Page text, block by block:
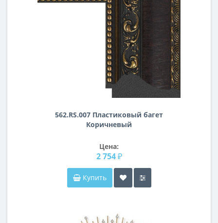
562.RS.007 Пластиковый багет
Коричневый
Цена:
2 754 ₽
Купить